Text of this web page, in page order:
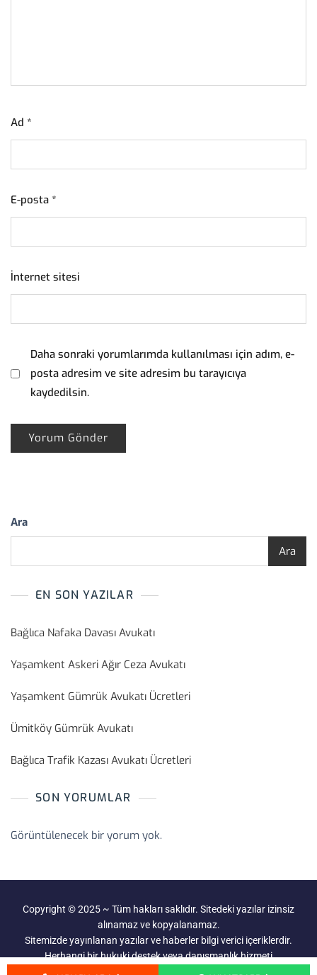
Ad *
E-posta *
İnternet sitesi
Daha sonraki yorumlarımda kullanılması için adım, e-
posta adresim ve site adresim bu tarayıcıya
kaydedilsin.
Ara
Ara
EN SON YAZILAR
Bağlıca Nafaka Davası Avukatı
Yaşamkent Askeri Ağır Ceza Avukatı
Yaşamkent Gümrük Avukatı Ücretleri
Ümitköy Gümrük Avukatı
Bağlıca Trafik Kazası Avukatı Ücretleri
SON YORUMLAR
Görüntülenecek bir yorum yok.
Copyright © 2025 ~ Tüm hakları saklıdır. Sitedeki yazılar izinsiz
alınamaz ve kopyalanamaz.
Sitemizde yayınlanan yazılar ve haberler bilgi verici içeriklerdir.
Herhangi bir hukuki destek veya danışmanlık hizmeti